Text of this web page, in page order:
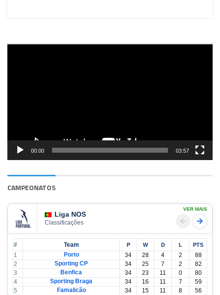
00:00 03:57
CAMPEONATOS
Liga NOS
Classificações
VER MAIS
# Team P W D L PTS
1 Porto 34 28 4 2
88
2
Sporting CP 34 25 7 2
82
3
Benfica 34 23 11 0
80
4
Sporting Braga 34 16 11 7
59
5
Famalicão 34 15 11 8
56